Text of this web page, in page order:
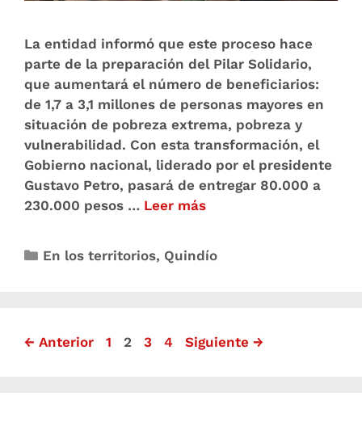
La entidad informó que este proceso hace
parte de la preparación del Pilar Solidario,
que aumentará el número de beneficiarios:
de 1,7 a 3,1 millones de personas mayores en
situación de pobreza extrema, pobreza y
vulnerabilidad. Con esta transformación, el
Gobierno nacional, liderado por el presidente
Gustavo Petro, pasará de entregar 80.000 a
230.000 pesos … Leer más
En los territorios, Quindío
← Anterior 1 2 3 4 Siguiente →